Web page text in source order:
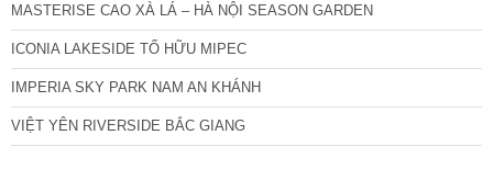
MASTERISE CAO XÀ LÁ – HÀ NỘI SEASON GARDEN
ICONIA LAKESIDE TỐ HỮU MIPEC
IMPERIA SKY PARK NAM AN KHÁNH
VIỆT YÊN RIVERSIDE BẮC GIANG